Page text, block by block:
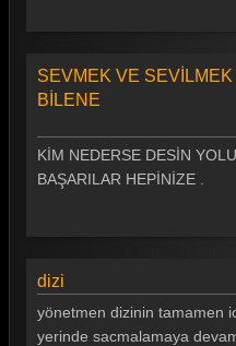
Gönül Dağı 80. Bölüm
Gönül Dağı 78. Bölüm
Gönül Dağı 74. Bölüm
SEVMEK VE SEVİLMEK
BİLENE
KİM NEDERSE DESİN
BAŞARILAR HEPİNİZE .
dizi
yönetmen dizinin tamamen
yerinde sacmalamaya